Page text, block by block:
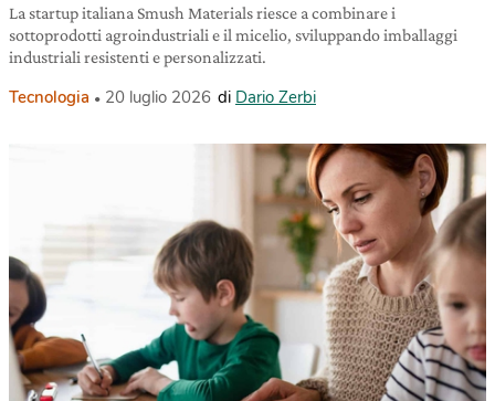
La startup italiana Smush Materials riesce a combinare i
sottoprodotti agroindustriali e il micelio, sviluppando imballaggi
industriali resistenti e personalizzati.
Tecnologia 20 luglio 2026 di Dario Zerbi